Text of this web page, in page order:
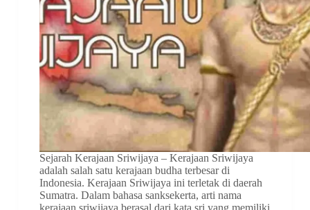
Sejarah Kerajaan Sriwijaya – Kerajaan Sriwijaya
adalah salah satu kerajaan budha terbesar di
Indonesia. Kerajaan Sriwijaya ini terletak di daerah
Sumatra. Dalam bahasa sanksekerta, arti nama
kerajaan sriwijaya berasal dari kata sri yang memiliki